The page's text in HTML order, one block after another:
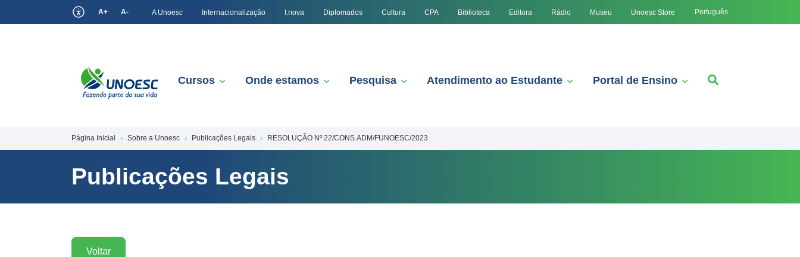
A+ A- A Unoesc Internacionalização I.nova Diplomados Cultura CPA Biblioteca Editora Rádio Museu Unoesc Store Português
Cursos Onde estamos Pesquisa Atendimento ao Estudante Portal de Ensino
Página Inicial Sobre a Unoesc Publicações Legais RESOLUÇÃO Nº 22/CONS.ADM/FUNOESC/2023
Publicações Legais
Voltar